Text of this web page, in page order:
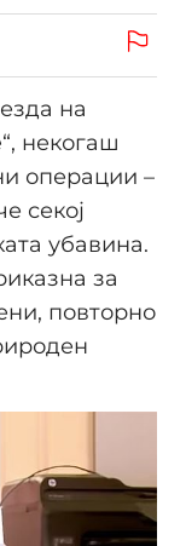
на
некогаш
операции –
секој
убавина.
за
повторно